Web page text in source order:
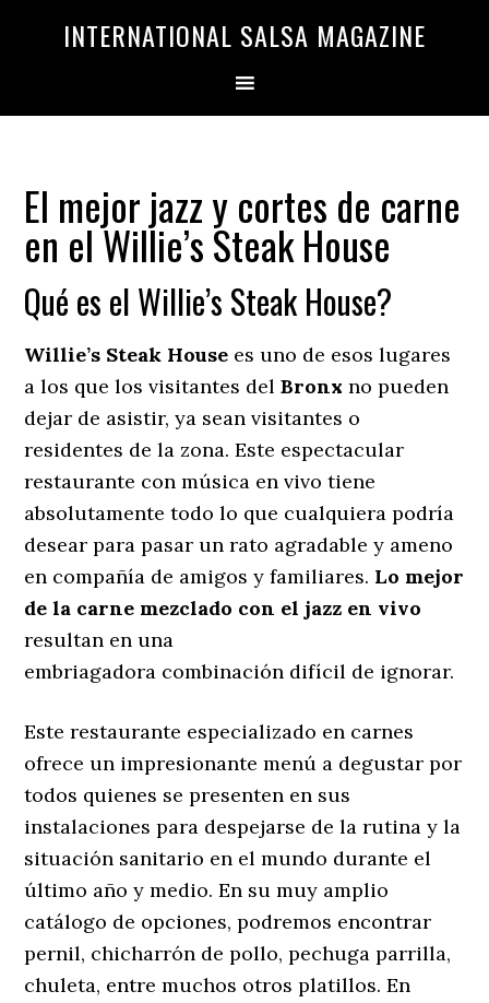
INTERNATIONAL SALSA MAGAZINE
El mejor jazz y cortes de carne
en el Willie’s Steak House
Qué es el Willie’s Steak House?
Willie’s Steak House es uno de esos lugares
a los que los visitantes delBronx no pueden
dejar de asistir, ya sean visitantes o
residentes de la zona. Este espectacular
restaurante con música en vivo tiene
absolutamente todo lo que cualquiera podría
desear para pasar un rato agradable y ameno
en compañía de amigos y familiares. Lo mejor
de la carne mezclado con el jazz en vivo
resultan en una
embriagadora combinación difícil de ignorar.
Este restaurante especializado en carnes
ofrece un impresionante menú a degustar por
todos quienes se presenten en sus
instalaciones para despejarse de la rutina y la
situación sanitario en el mundo durante el
último año y medio. En su muy amplio
catálogo de opciones, podremos encontrar
pernil, chicharrón de pollo, pechuga parrilla,
chuleta, entre muchos otros platillos. En